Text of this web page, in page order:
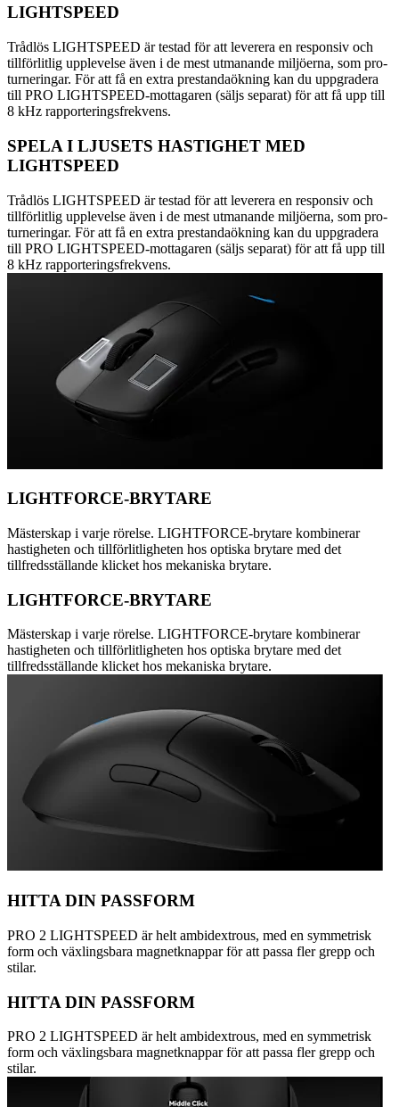
LIGHTSPEED
Trådlös LIGHTSPEED är testad för att leverera en responsiv och
tillförlitlig upplevelse även i de mest utmanande miljöerna, som pro-
turneringar. För att få en extra prestandaökning kan du uppgradera
till PRO LIGHTSPEED-mottagaren (säljs separat) för att få upp till
8 kHz rapporteringsfrekvens.
SPELA I LJUSETS HASTIGHET MED
LIGHTSPEED
Trådlös LIGHTSPEED är testad för att leverera en responsiv och
tillförlitlig upplevelse även i de mest utmanande miljöerna, som pro-
turneringar. För att få en extra prestandaökning kan du uppgradera
till PRO LIGHTSPEED-mottagaren (säljs separat) för att få upp till
8 kHz rapporteringsfrekvens.
LIGHTFORCE-BRYTARE
Mästerskap i varje rörelse. LIGHTFORCE-brytare kombinerar
hastigheten och tillförlitligheten hos optiska brytare med det
tillfredsställande klicket hos mekaniska brytare.
LIGHTFORCE-BRYTARE
Mästerskap i varje rörelse. LIGHTFORCE-brytare kombinerar
hastigheten och tillförlitligheten hos optiska brytare med det
tillfredsställande klicket hos mekaniska brytare.
HITTA DIN PASSFORM
PRO 2 LIGHTSPEED är helt ambidextrous, med en symmetrisk
form och växlingsbara magnetknappar för att passa fler grepp och
stilar.
HITTA DIN PASSFORM
PRO 2 LIGHTSPEED är helt ambidextrous, med en symmetrisk
form och växlingsbara magnetknappar för att passa fler grepp och
stilar.